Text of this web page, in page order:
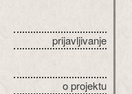
prijavljivanje
o projektu